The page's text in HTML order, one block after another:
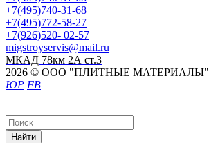
+7(495)740-31-68
+7(495)772-58-27
+7(926)520- 02-57
migstroyservis@mail.ru
МКАД 78км 2А ст.3
2026 © ООО "ПЛИТНЫЕ МАТЕРИАЛЫ"
ЮР FB
Найти